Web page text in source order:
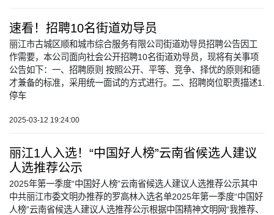
速看！招聘10名街道劝导员
丽江市古城区顺和城市综合服务有限公司街道劝导员招聘公告因工
作需要，本公司面向社会公开招聘10名街道劝导员，现将有关事项
公告如下：一、招聘原则 按照公开、平等、竞争、择优的原则和德
才兼备的标准，采用统一面试的方式进行。二、招聘岗位职责描述1.
停车
2025-03-12 19:24:00
丽江1人入选！“中国好人榜”云南省候选人建议
人选推荐公示
2025年第一季度“中国好人榜”云南省候选人建议人选推荐公示其中
中共丽江市委文明办推荐的罗高林入选名单2025年第一季度“中国好
人榜”云南省候选人建议人选推荐公示根据中国精神文明网“我推荐、